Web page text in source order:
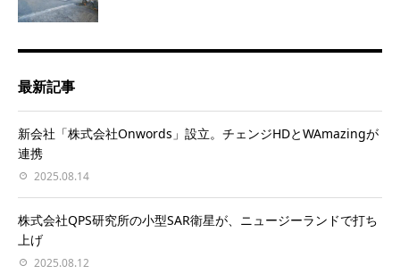
最新記事
新会社「株式会社Onwords」設立。チェンジHDとWAmazingが
連携
2025.08.14
株式会社QPS研究所の小型SAR衛星が、ニュージーランドで打ち
上げ
2025.08.12